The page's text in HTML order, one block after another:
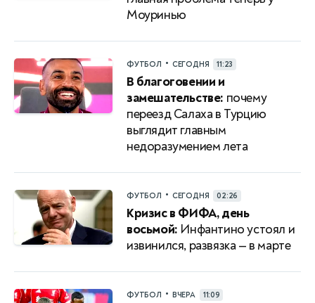
Моуринью
ФУТБОЛ • СЕГОДНЯ 11:23
В благоговении и
замешательстве: почему
переезд Салаха в Турцию
выглядит главным
недоразумением лета
ФУТБОЛ • СЕГОДНЯ 02:26
Кризис в ФИФА, день
восьмой: Инфантино устоял и
извинился, развязка — в марте
ФУТБОЛ • ВЧЕРА 11:09